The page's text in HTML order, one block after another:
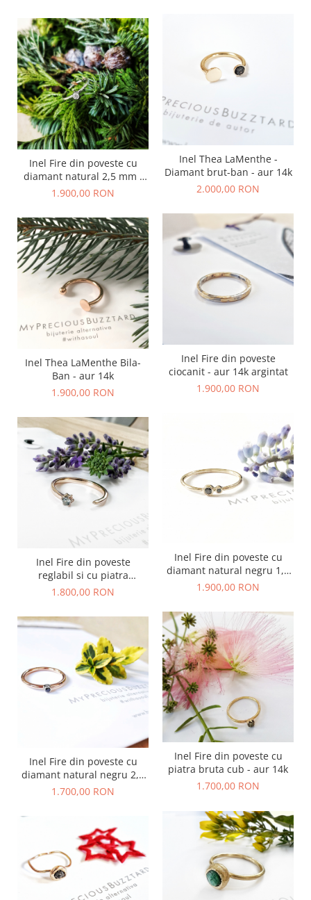
Inel Thea LaMenthe -
Diamant brut-ban - aur 14k
2.000,00 RON
Inel Fire din poveste cu
diamant natural 2,5 mm -
aur 14k
1.900,00 RON
Inel Fire din poveste
ciocanit - aur 14k argintat
1.900,00 RON
Inel Thea LaMenthe Bila-
Ban - aur 14k
1.900,00 RON
Inel Fire din poveste cu
diamant natural negru 1,3
și 2,2 mm - aur 14k
1.900,00 RON
Inel Fire din poveste
reglabil si cu piatra
pretioasa - aur 14k
1.800,00 RON
Inel Fire din poveste cu
piatra bruta cub - aur 14k
1.700,00 RON
Inel Fire din poveste cu
diamant natural negru 2,2
mm - aur 14k
1.700,00 RON